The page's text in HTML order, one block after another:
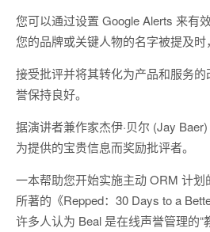
您可以通过设置 Google Alerts 来有
您的品牌或关键人物的名字被提及时
接受批评并将其转化为产品和服务
誉保持良好。
据演讲者兼作家杰伊·贝尔 (Jay
为提供的宝贵信息而奖励批评者。
一本帮助您开始实施主动 ORM 计
所著的《Repped：30 Days to a
许多人认为 Beal 是在线声誉管理的“